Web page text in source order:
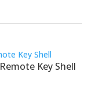
Key Shell